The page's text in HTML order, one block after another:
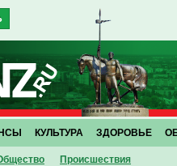
Проиcшествия
КУЛЬТУРА ЗДОРОВЬЕ